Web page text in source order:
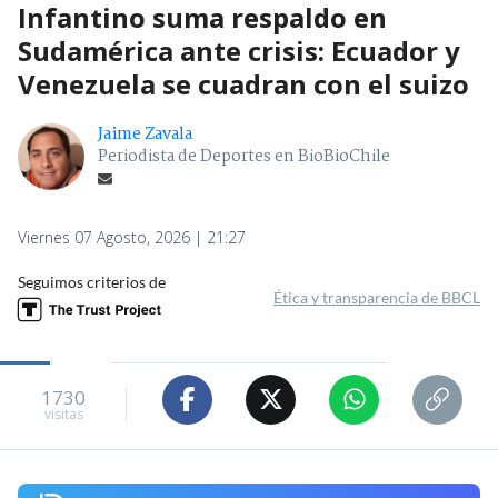
Infantino suma respaldo en
Sudamérica ante crisis: Ecuador y
Venezuela se cuadran con el suizo
Jaime Zavala
Periodista de Deportes en BioBioChile
Viernes 07 Agosto, 2026 | 21:27
Seguimos criterios de
Ética y transparencia de BBCL
1730
visitas